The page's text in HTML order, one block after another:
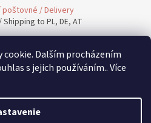
Dalším procházením
s jejich používáním.. Více
/ Delivery
to PL, DE, AT